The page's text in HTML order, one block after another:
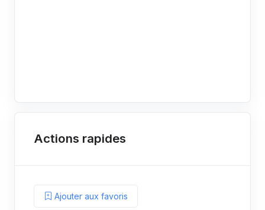
Actions rapides
Ajouter aux favoris